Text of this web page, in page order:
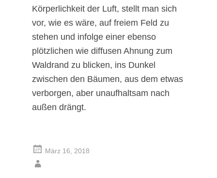
Körperlichkeit der Luft, stellt man sich
vor, wie es wäre, auf freiem Feld zu
stehen und infolge einer ebenso
plötzlichen wie diffusen Ahnung zum
Waldrand zu blicken, ins Dunkel
zwischen den Bäumen, aus dem etwas
verborgen, aber unaufhaltsam nach
außen drängt.
März 16, 2018